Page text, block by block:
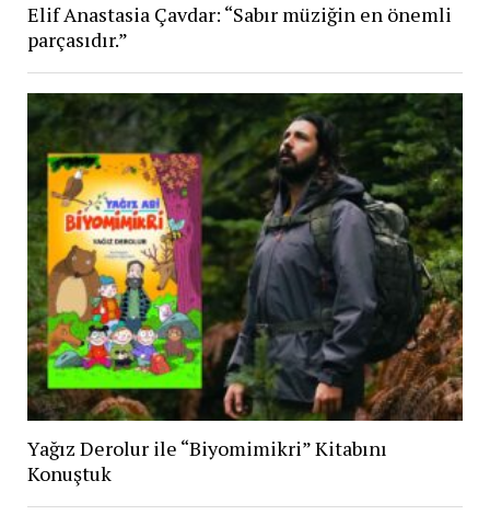
Elif Anastasia Çavdar: “Sabır müziğin en önemli
parçasıdır.”
Yağız Derolur ile “Biyomimikri” Kitabını
Konuştuk